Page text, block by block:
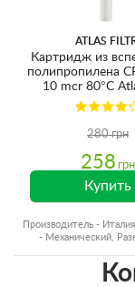
ATLAS
Картридж из
полипропилена
10 mcr 80°C
280 грн
258 грн
Купить
Производитель -
- Механический,